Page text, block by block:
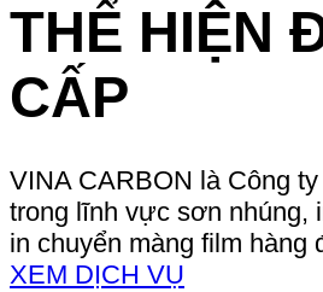
THỂ HIỆN
CẤP
VINA CARBON là Công
trong lĩnh vực sơn nhúng,
in chuyển màng film hàng
XEM DỊCH VỤ